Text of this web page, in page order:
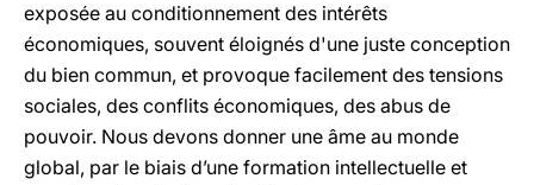
exposée au conditionnement des intérêts
économiques, souvent éloignés d'une juste conception
du bien commun, et provoque facilement des tensions
sociales, des conflits économiques, des abus de
pouvoir. Nous devons donner une âme au monde
global, par le biais d’une formation intellectuelle et